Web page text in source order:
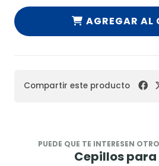
AGREGAR AL
Compartir este producto
PUEDE QUE TE INTERESEN
Cepillos para